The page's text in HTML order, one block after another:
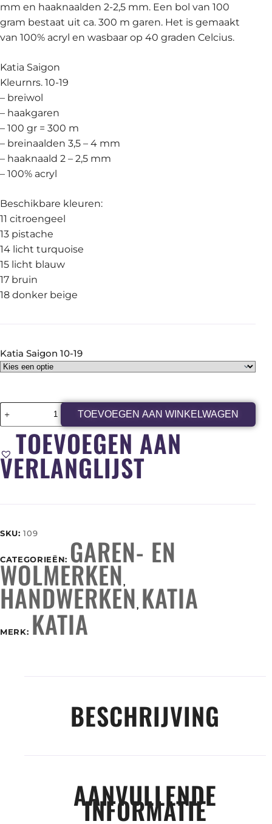
mm en haaknaalden 2-2,5 mm. Een bol van 100
gram bestaat uit ca. 300 m garen. Het is gemaakt
van 100% acryl en wasbaar op 40 graden Celcius.
Katia Saigon
Kleurnrs. 10-19
– breiwol
– haakgaren
– 100 gr = 300 m
– breinaalden 3,5 – 4 mm
– haaknaald 2 – 2,5 mm
– 100% acryl
Beschikbare kleuren:
11 citroengeel
13 pistache
14 licht turquoise
15 licht blauw
17 bruin
18 donker beige
Katia Saigon 10-19
TOEVOEGEN AAN WINKELWAGEN
TOEVOEGEN AAN
VERLANGLIJST
SKU:109
CATEGORIEËN: GAREN- EN
WOLMERKEN,
HANDWERKEN, KATIA
MERK: KATIA
BESCHRIJVING
AANVULLENDE
INFORMATIE